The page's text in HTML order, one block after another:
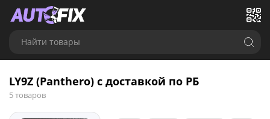
Найти товары
LY9Z (Panthero) с доставкой по РБ
5 товаров